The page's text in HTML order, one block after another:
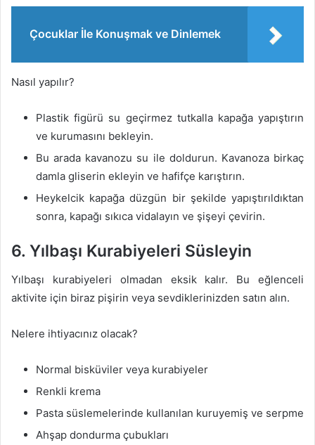
Çocuklar İle Konuşmak ve Dinlemek
Nasıl yapılır?
Plastik figürü su geçirmez tutkalla kapağa yapıştırın
ve kurumasını bekleyin.
Bu arada kavanozu su ile doldurun. Kavanoza birkaç
damla gliserin ekleyin ve hafifçe karıştırın.
Heykelcik kapağa düzgün bir şekilde yapıştırıldıktan
sonra, kapağı sıkıca vidalayın ve şişeyi çevirin.
6. Yılbaşı Kurabiyeleri Süsleyin
Yılbaşı kurabiyeleri olmadan eksik kalır. Bu eğlenceli
aktivite için biraz pişirin veya sevdiklerinizden satın alın.
Nelere ihtiyacınız olacak?
Normal bisküviler veya kurabiyeler
Renkli krema
Pasta süslemelerinde kullanılan kuruyemiş ve serpme
Ahşap dondurma çubukları